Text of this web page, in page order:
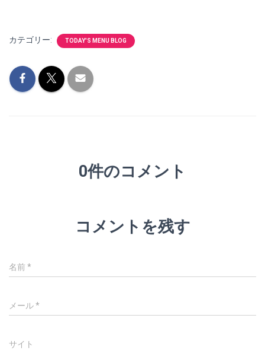
カテゴリー: TODAY'S MENU BLOG
0件のコメント
コメントを残す
名前*
メール*
サイト